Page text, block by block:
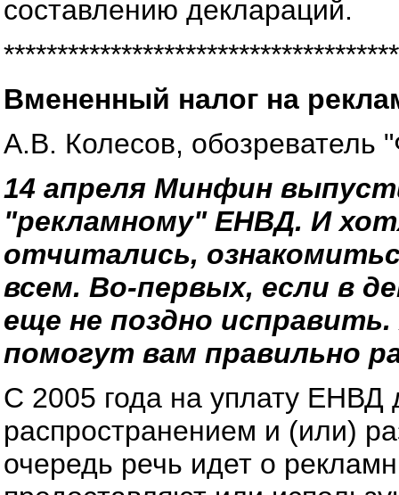
составлению деклараций.
Вмененный налог на
А.В. Колесов, обозреватель
14 апреля Минфин
"рекламному" ЕНВД. И
отчитались,
всем. Во-первых, если в
еще не поздно
помогут вам правильно
С 2005 года на уплату ЕНВД
распространением и (или)
очередь речь идет о